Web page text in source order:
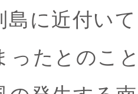
島に近付い
ったとのこ